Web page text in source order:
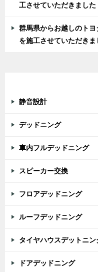
工させていただきました
群馬県からお越しのト
を施工させていただきま
静音設計
デッドニング
車内フルデッドニング
スピーカー交換
フロアデッドニング
ルーフデッドニング
タイヤハウスデットニン
ドアデッドニング